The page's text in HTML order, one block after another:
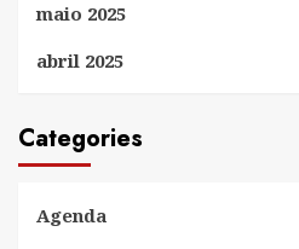
maio 2025
abril 2025
Categories
Agenda